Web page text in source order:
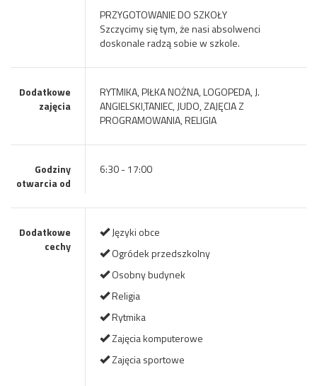
PRZYGOTOWANIE DO SZKOŁY
Szczycimy się tym, że nasi absolwenci
doskonale radzą sobie w szkole.
Dodatkowe
zajęcia
RYTMIKA, PIŁKA NOŻNA, LOGOPEDA, J.
ANGIELSKI,TANIEC, JUDO, ZAJĘCIA Z
PROGRAMOWANIA, RELIGIA
Godziny
otwarcia od
6:30 - 17:00
Dodatkowe
cechy
Języki obce
Ogródek przedszkolny
Osobny budynek
Religia
Rytmika
Zajęcia komputerowe
Zajęcia sportowe